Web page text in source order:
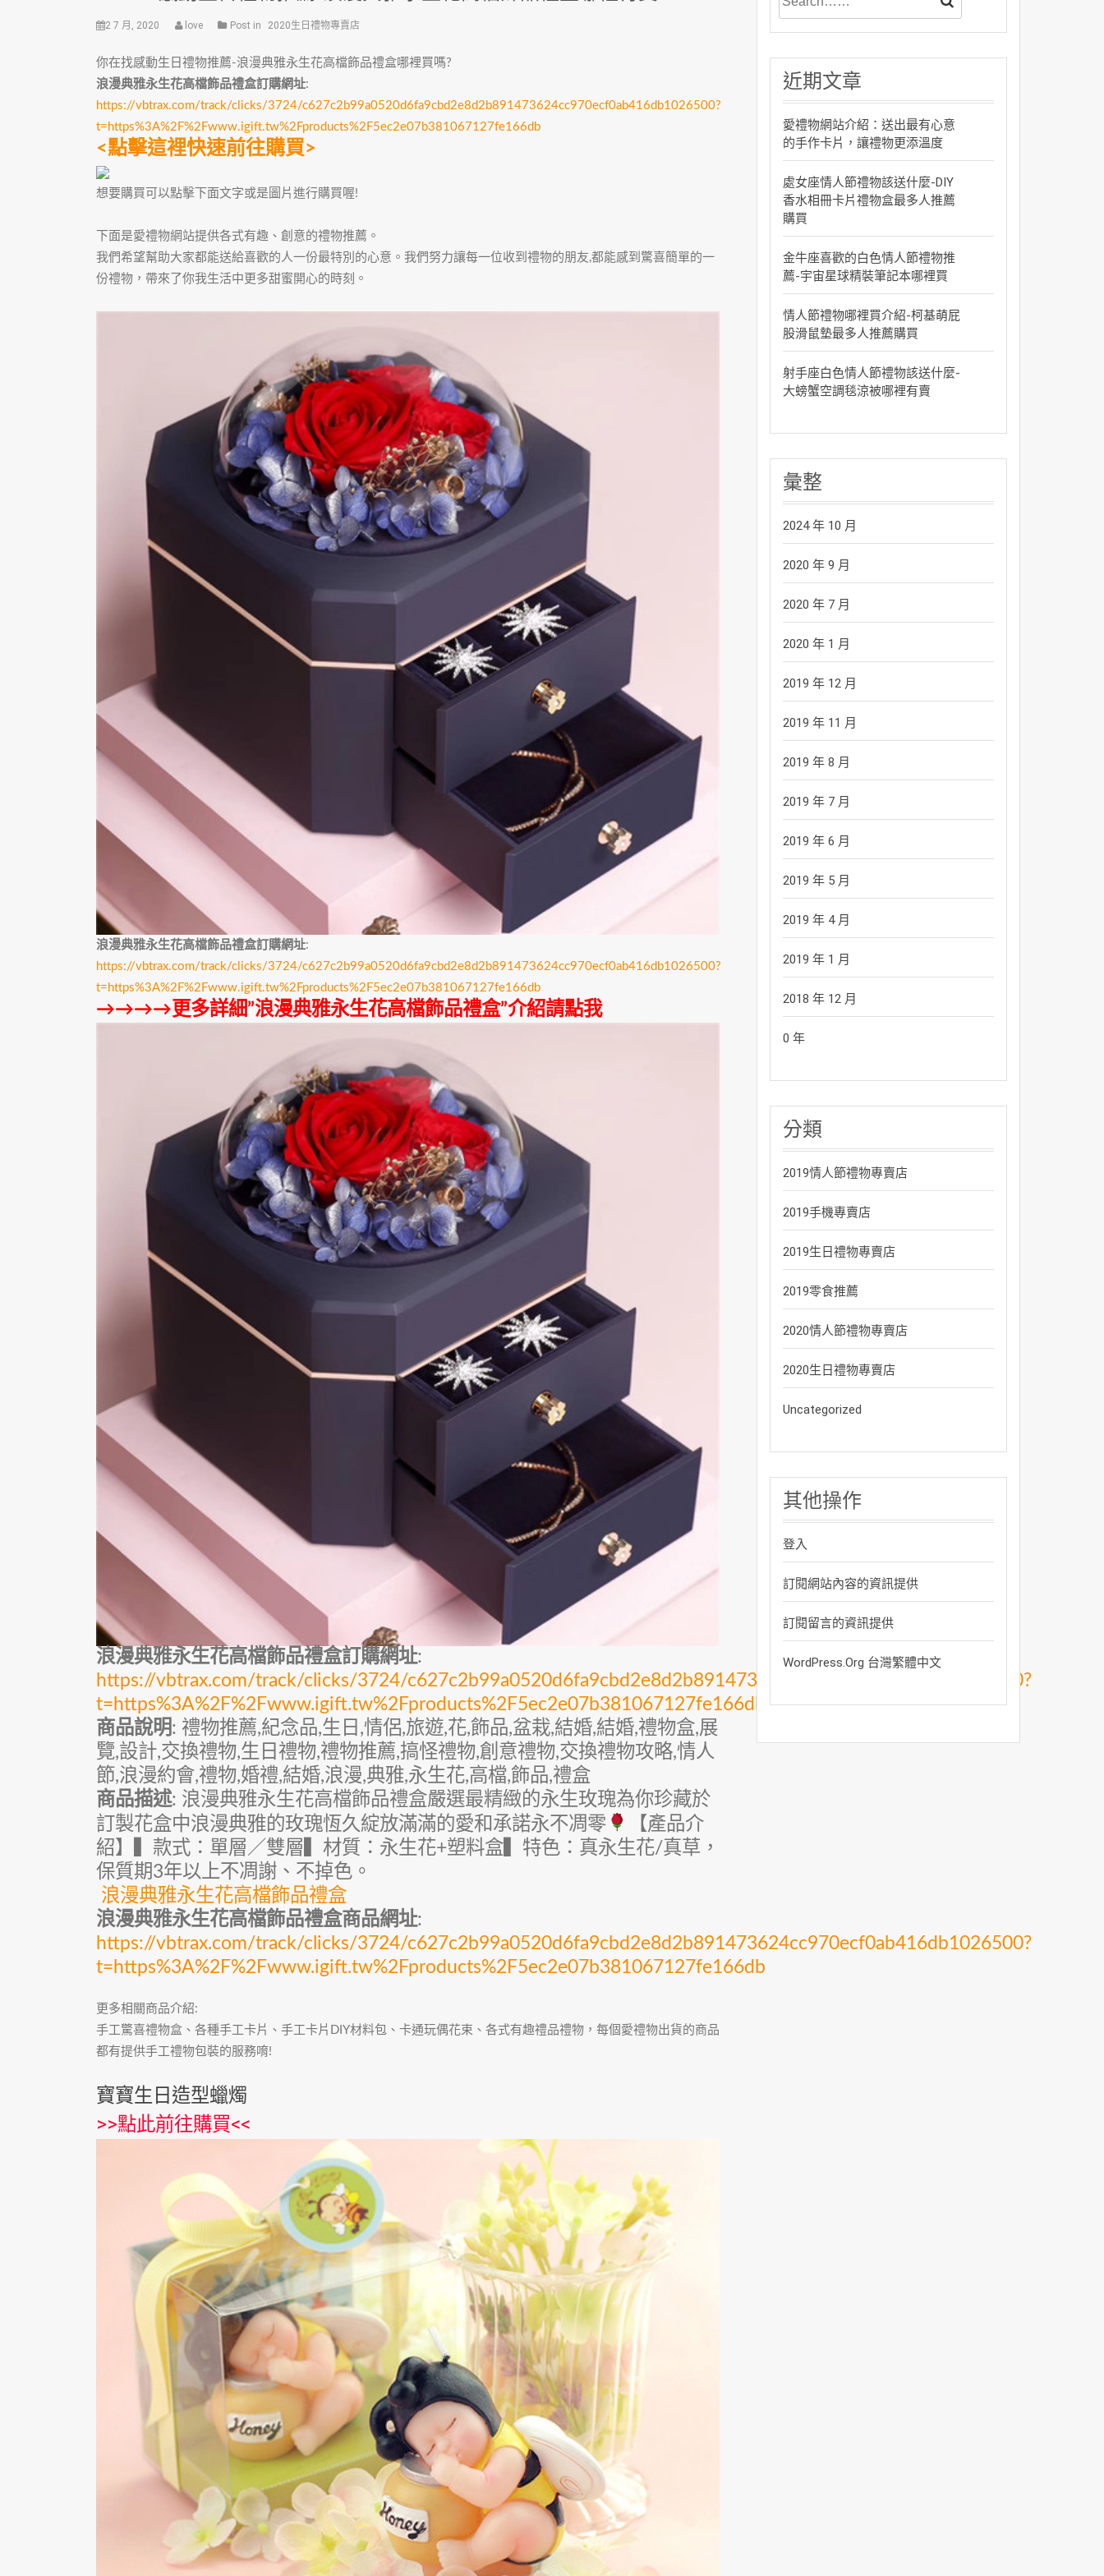
2 7 月, 2020 love Post in 2020生日禮物專賣店
你在找感動生日禮物推薦-浪漫典雅永生花高檔飾品禮盒哪裡買嗎?
浪漫典雅永生花高檔飾品禮盒訂購網址:
https://vbtrax.com/track/clicks/3724/c627c2b99a0520d6fa9cbd2e8d2b891473624cc970ecf0ab416db1026500?
t=https%3A%2F%2Fwww.igift.tw%2Fproducts%2F5ec2e07b381067127fe166db
<點擊這裡快速前往購買>
想要購買可以點擊下面文字或是圖片進行購買喔!
下面是愛禮物網站提供各式有趣、創意的禮物推薦。
我們希望幫助大家都能送給喜歡的人一份最特別的心意。我們努力讓每一位收到禮物的朋友,都能感到驚喜簡單的一
份禮物，帶來了你我生活中更多甜蜜開心的時刻。
浪漫典雅永生花高檔飾品禮盒訂購網址:
https://vbtrax.com/track/clicks/3724/c627c2b99a0520d6fa9cbd2e8d2b891473624cc970ecf0ab416db1026500?
t=https%3A%2F%2Fwww.igift.tw%2Fproducts%2F5ec2e07b381067127fe166db
→→→→更多詳細”浪漫典雅永生花高檔飾品禮盒”介紹請點我
浪漫典雅永生花高檔飾品禮盒訂購網址:
https://vbtrax.com/track/clicks/3724/c627c2b99a0520d6fa9cbd2e8d2b891473624cc970ecf0ab416db1026500?
t=https%3A%2F%2Fwww.igift.tw%2Fproducts%2F5ec2e07b381067127fe166db
商品說明: 禮物推薦,紀念品,生日,情侶,旅遊,花,飾品,盆栽,結婚,結婚,禮物盒,展
覽,設計,交換禮物,生日禮物,禮物推薦,搞怪禮物,創意禮物,交換禮物攻略,情人
節,浪漫約會,禮物,婚禮,結婚,浪漫,典雅,永生花,高檔,飾品,禮盒
商品描述: 浪漫典雅永生花高檔飾品禮盒嚴選最精緻的永生玫瑰為你珍藏於
訂製花盒中浪漫典雅的玫瑰恆久綻放滿滿的愛和承諾永不凋零
【產品介
紹】▍款式：單層／雙層▍材質：永生花+塑料盒▍特色：真永生花/真草，
保質期3年以上不凋謝、不掉色。
浪漫典雅永生花高檔飾品禮盒
浪漫典雅永生花高檔飾品禮盒商品網址:
https://vbtrax.com/track/clicks/3724/c627c2b99a0520d6fa9cbd2e8d2b891473624cc970ecf0ab416db1026500?
t=https%3A%2F%2Fwww.igift.tw%2Fproducts%2F5ec2e07b381067127fe166db
更多相關商品介紹:
手工驚喜禮物盒、各種手工卡片、手工卡片DIY材料包、卡通玩偶花束、各式有趣禮品禮物，每個愛禮物出貨的商品
都有提供手工禮物包裝的服務唷!
寶寶生日造型蠟燭
>>點此前往購買<<
近期文章
愛禮物網站介紹：送出最有心意
的手作卡片，讓禮物更添溫度
處女座情人節禮物該送什麼-DIY
香水相冊卡片禮物盒最多人推薦
購買
金牛座喜歡的白色情人節禮物推
薦-宇宙星球精裝筆記本哪裡買
情人節禮物哪裡買介紹-柯基萌屁
股滑鼠墊最多人推薦購買
射手座白色情人節禮物該送什麼-
大螃蟹空調毯涼被哪裡有賣
彙整
2024 年 10 月
2020 年 9 月
2020 年 7 月
2020 年 1 月
2019 年 12 月
2019 年 11 月
2019 年 8 月
2019 年 7 月
2019 年 6 月
2019 年 5 月
2019 年 4 月
2019 年 1 月
2018 年 12 月
0 年
分類
2019情人節禮物專賣店
2019手機專賣店
2019生日禮物專賣店
2019零食推薦
2020情人節禮物專賣店
2020生日禮物專賣店
Uncategorized
其他操作
登入
訂閱網站內容的資訊提供
訂閱留言的資訊提供
WordPress.org 台灣繁體中文